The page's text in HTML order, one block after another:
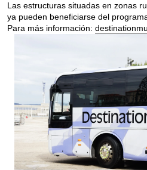
Las estructuras situadas en zonas
ya pueden beneficiarse del
Para más información: